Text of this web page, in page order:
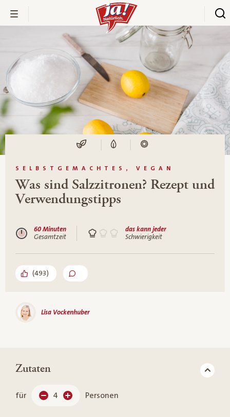
SELBSTGEMACHTES, VEGAN
Was sind Salzzitronen? Rezept und
Verwendungstipps
60 Minuten
Gesamtzeit
das kann jeder
Schwierigkeit
(493)
Lisa Vockenhuber
Zutaten
für 4 Personen